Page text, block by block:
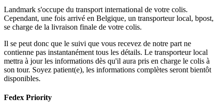
Landmark s'occupe du transport international de votre colis.
Cependant, une fois arrivé en Belgique, un transporteur local, bpost,
se charge de la livraison finale de votre colis.
Il se peut donc que le suivi que vous recevez de notre part ne
contienne pas instantanément tous les détails. Le transporteur local
mettra à jour les informations dès qu'il aura pris en charge le colis à
son tour. Soyez patient(e), les informations complètes seront bientôt
disponibles.
Fedex Priority